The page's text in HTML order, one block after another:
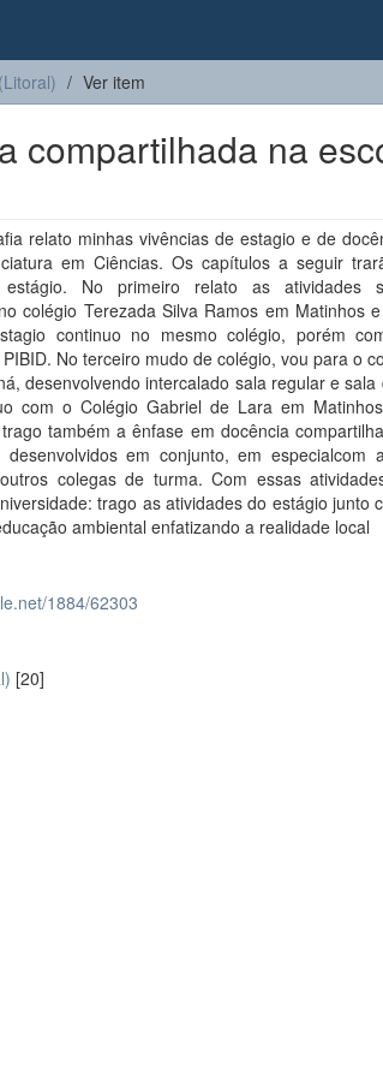
Ver item
compartilhada na
relato minhas vivências de estagio e de
em Ciências. Os capítulos a seguir
No primeiro relato as atividades
colégio Terezada Silva Ramos em Matinhos
continuo no mesmo colégio, porém
No terceiro mudo de colégio, vou para o
desenvolvendo intercalado sala regular e
com o Colégio Gabriel de Lara em
também a ênfase em docência
desenvolvidos em conjunto, em especialcom
colegas de turma. Com essas
trago as atividades do estágio junto
ambiental enfatizando a realidade local
1884/62303
[20]